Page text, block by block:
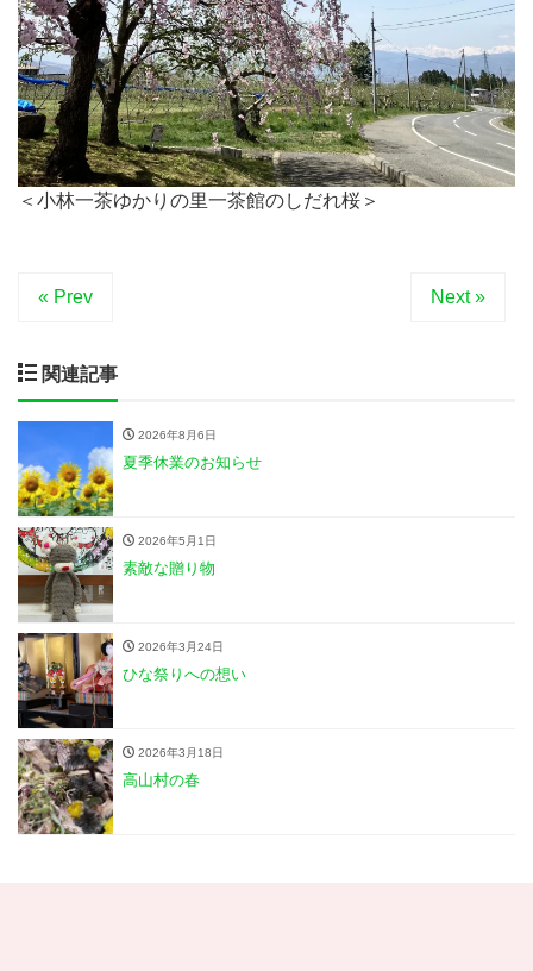
＜小林一茶ゆかりの里一茶館のしだれ桜＞
« Prev Next »
関連記事
2026年8月6日
夏季休業のお知らせ
2026年5月1日
素敵な贈り物
2026年3月24日
ひな祭りへの想い
2026年3月18日
高山村の春